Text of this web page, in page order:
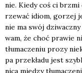
nie. Kie­dy coś ci
rze­wać idiom, gorzej
nie ma swój
wam, że choć pra­wie
tłu­ma­cze­niu pro­zy
pa prze­kła­du jest
ni­ca mię­dzy